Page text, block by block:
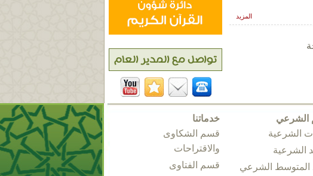
المزيد
الشرعي
الشرعية
الشرعية
المتوسط الشرعي
خدماتنا
قسم الشكاوى
والاقتراحات
قسم الفتاوى